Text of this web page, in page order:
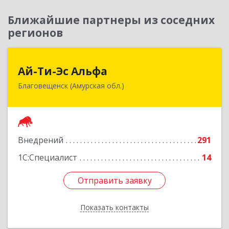
Ближайшие партнеры из соседних
регионов
Ай-Ти-Эс Альфа
Благовещенск (Амурская обл.)
Внедрений
291
1С:Специалист
14
Отправить заявку
Показать контакты
675000, Амурская обл, Благовещенск г, Зейская
Отправить заявку
Назад